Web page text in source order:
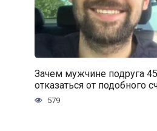
Зачем мужчине подруга
отказаться от подобного
579